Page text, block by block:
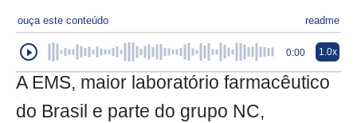
ouça este conteúdo readme
0:00 1.0x
A EMS, maior laboratório farmacêutico
do Brasil e parte do grupo NC,